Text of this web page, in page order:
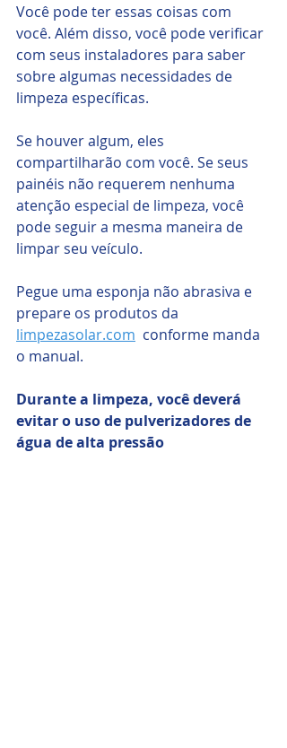
Você pode ter essas coisas com
você. Além disso, você pode verificar
com seus instaladores para saber
sobre algumas necessidades de
limpeza específicas.
Se houver algum, eles
compartilharão com você. Se seus
painéis não requerem nenhuma
atenção especial de limpeza, você
pode seguir a mesma maneira de
limpar seu veículo.
Pegue uma esponja não abrasiva e
prepare os produtos da
limpezasolar.com
  conforme manda
o manual.
Durante a limpeza, você deverá
evitar o uso de pulverizadores de
água de alta pressão